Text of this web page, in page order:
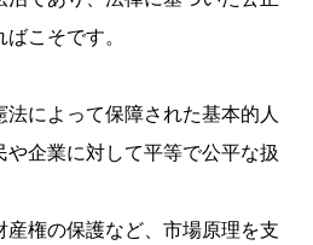
こそです。
によって保障された基本的人
企業に対して平等で公平な扱
産権の保護など、市場原理を支